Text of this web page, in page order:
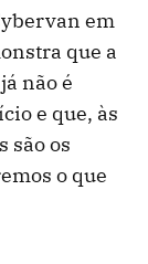
em
que a
não é
e que, às
são os
o que